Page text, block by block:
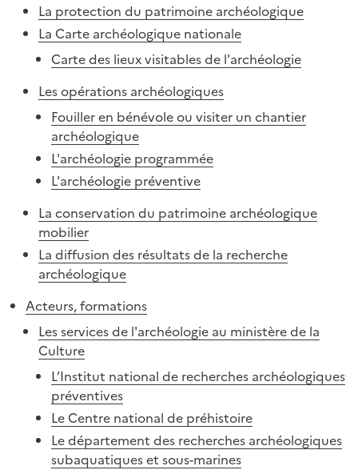
La protection du patrimoine archéologique
La Carte archéologique nationale
Carte des lieux visitables de l'archéologie
Les opérations archéologiques
Fouiller en bénévole ou visiter un chantier
archéologique
L'archéologie programmée
L'archéologie préventive
La conservation du patrimoine archéologique
mobilier
La diffusion des résultats de la recherche
archéologique
Acteurs, formations
Les services de l'archéologie au ministère de la
Culture
L’Institut national de recherches archéologiques
préventives
Le Centre national de préhistoire
Le département des recherches archéologiques
subaquatiques et sous-marines